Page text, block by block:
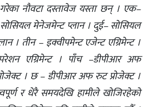
गरेका नौवटा दस्तावेज यस्ता छन् । एक–
सोसियल मेनेजमेन्ट प्लान । दुई– सोसियल
। तीन – इक्वीपमेन्ट एजेन्ट एग्रिमेन्ट ।
एग्रिमेन्ट । पाँच –डीपीआर अफ
। छ – डीपीआर अफ रुट प्रोजेक्ट ।
र धेरै समयदेखि हामीले खोजिरहेको